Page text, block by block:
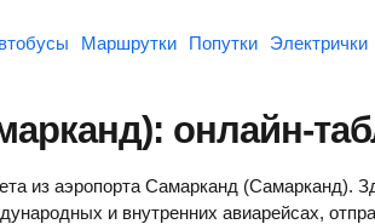
Маршрутки Попутки Электрички
онлайн-
из аэропорта Самарканд (Самарканд).
и внутренних авиарейсах,